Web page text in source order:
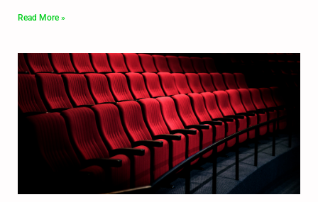
Read More »